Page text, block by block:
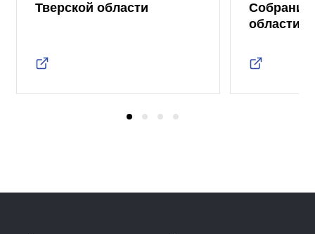
Тверской области
Собрания
области